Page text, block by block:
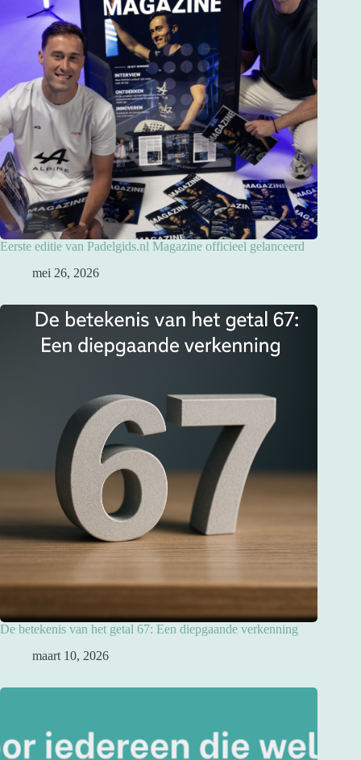
Eerste editie van Padelgids.nl Magazine officieel gelanceerd
mei 26, 2026
De betekenis van het getal 67: Een diepgaande verkenning
maart 10, 2026